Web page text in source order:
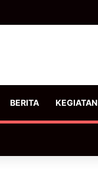
BERITA KEGIATAN